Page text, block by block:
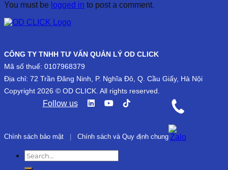
You must be logged in to post a comment.
CÔNG TY TNHH TƯ VẤN QUẢN LÝ OD CLICK
Mã số thuế: 0107968379
Địa chỉ: 72 Trần Đăng Ninh, P. Nghĩa Đô, Q. Cầu Giấy, Hà Nội
Copyright 2026 © OD CLICK. All rights reserved.
Follow us
Chính sách bảo mật Chính sách và Quy định chung